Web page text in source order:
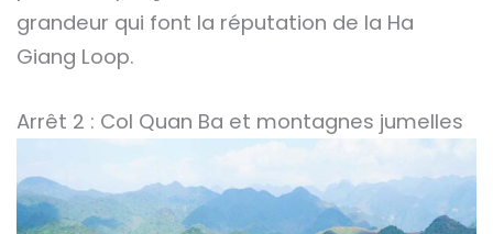
grandeur qui font la réputation de la Ha
Giang Loop.
Arrêt 2 : Col Quan Ba et montagnes jumelles